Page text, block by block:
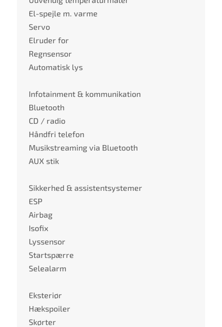
El-spejle m. varme
Servo
Elruder for
Regnsensor
Automatisk lys
Infotainment & kommunikation
Bluetooth
CD / radio
Håndfri telefon
Musikstreaming via Bluetooth
AUX stik
Sikkerhed & assistentsystemer
ESP
Airbag
Isofix
Lyssensor
Startspærre
Selealarm
Eksteriør
Hækspoiler
Skørter